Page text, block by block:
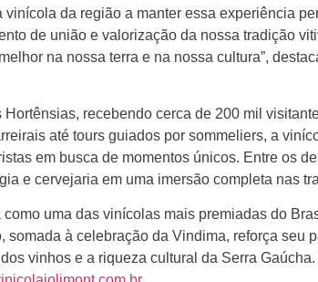
da região a manter essa experiência
de união e valorização da nossa tradição
na nossa terra e na nossa cultura”,
recebendo cerca de 200 mil
até tours guiados por sommeliers, a
em busca de momentos únicos. Entre os
e cervejaria em uma imersão completa nas
uma das vinícolas mais premiadas do
à celebração da Vindima, reforça seu
vinhos e a riqueza cultural da Serra